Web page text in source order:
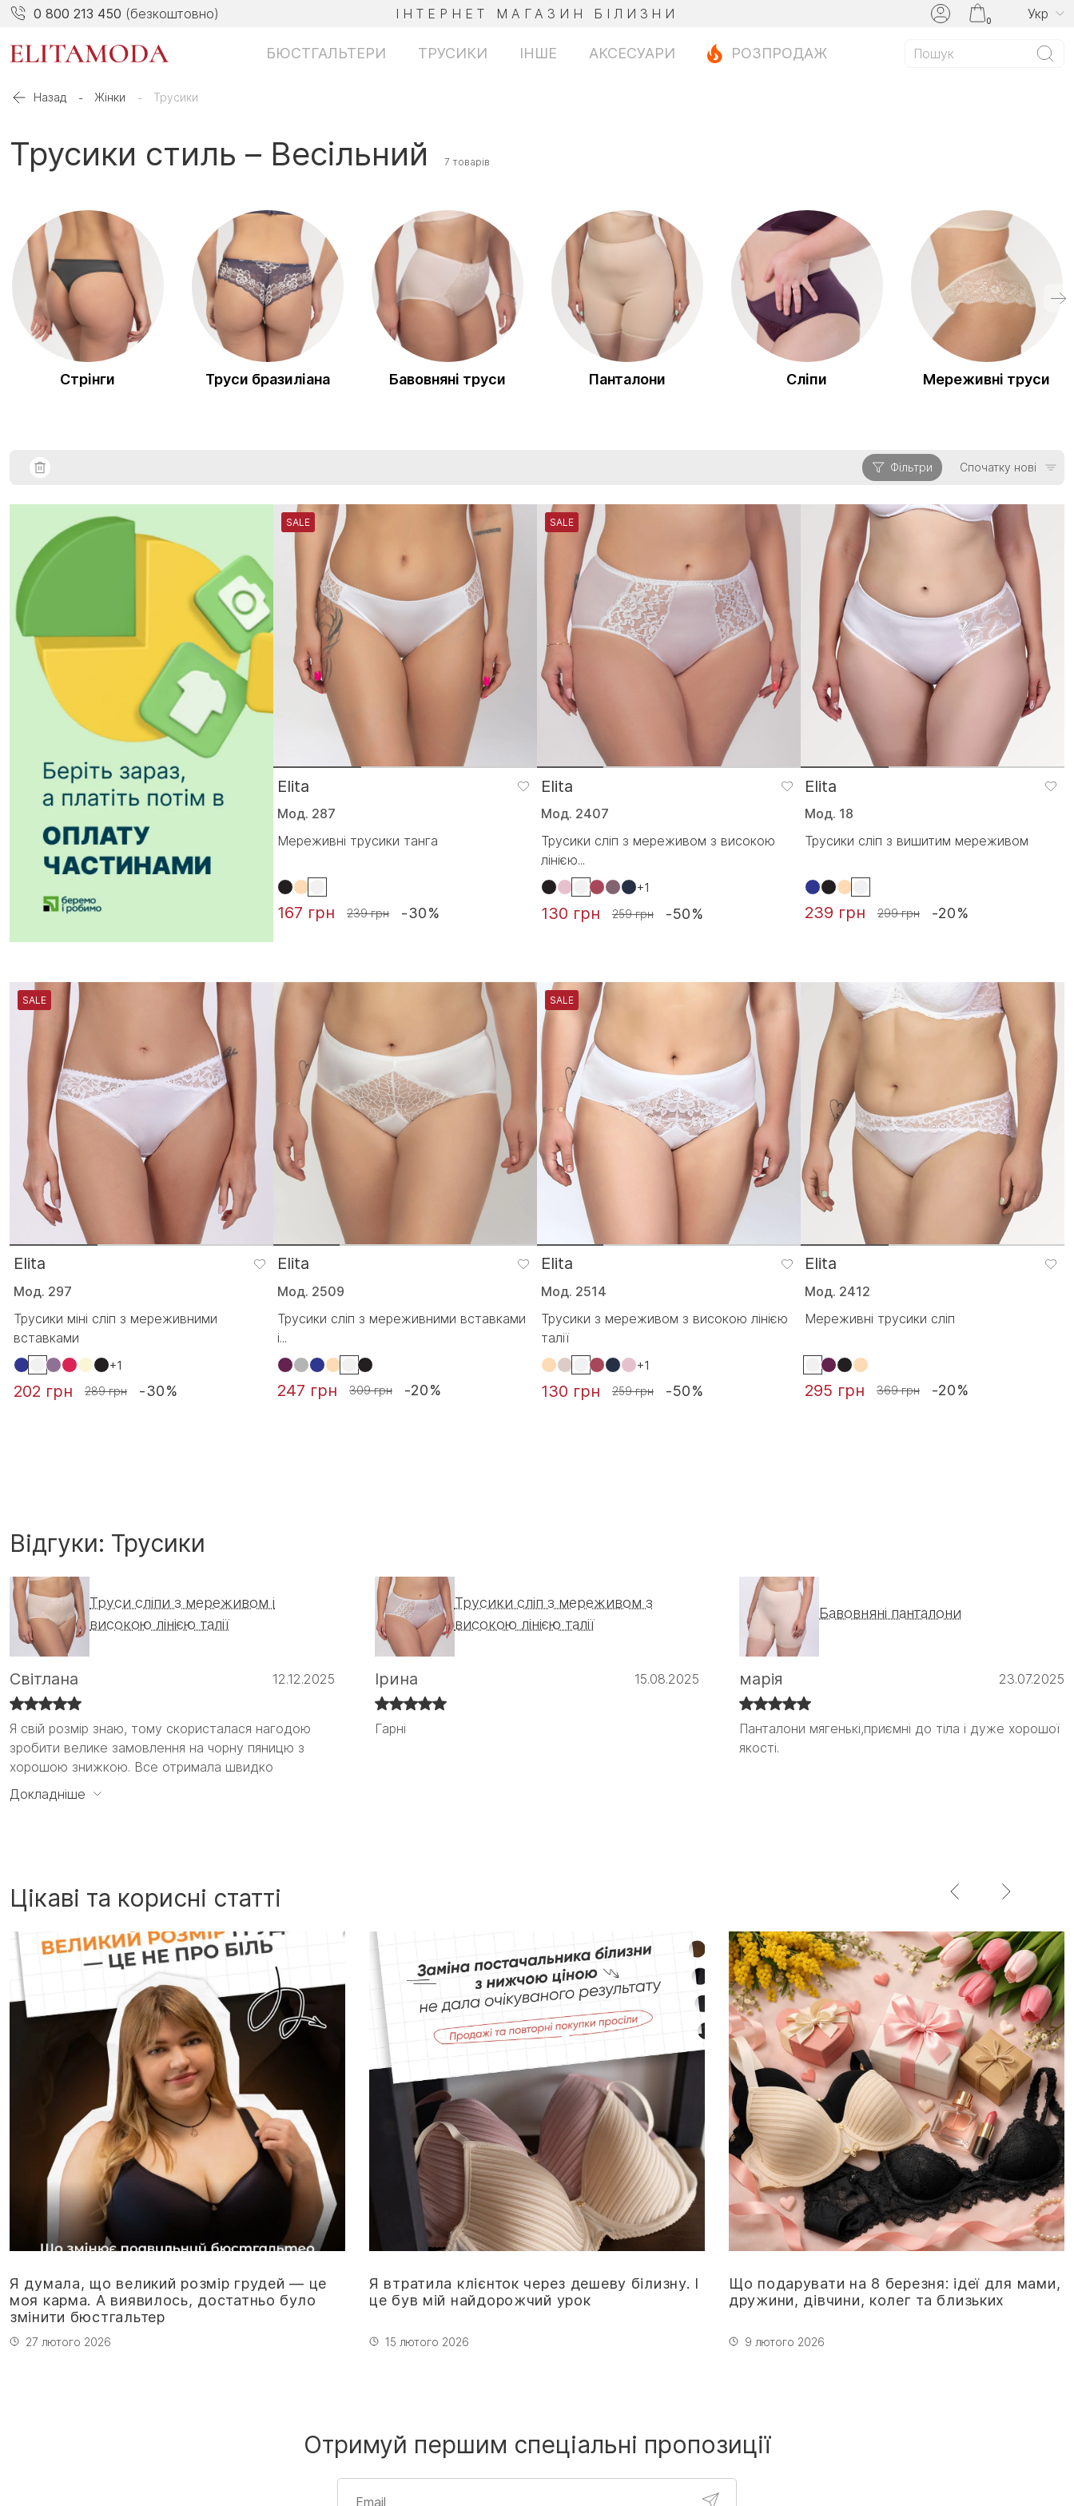
0 800 213 450 (безкоштовно) ІНТЕРНЕТ МАГАЗИН БІЛИЗНИ 0 Укр
БЮСТГАЛЬТЕРИ ТРУСИКИ ІНШЕ АКСЕСУАРИ РОЗПРОДАЖ
Назад Жінки Трусики
Трусики стиль – Весільний 7 товарів
Стрінги Труси бразиліана Бавовняні труси Панталони Сліпи Мереживні труси
Фільтри Спочатку нові
SALE
Elita
Мод. 287
Мереживні трусики танга
167 грн 239 грн -30%
SALE
Elita
Мод. 2407
Трусики сліп з мереживом з високою
лінією...
+1
130 грн 259 грн -50%
Elita
Мод. 18
Трусики сліп з вишитим мереживом
239 грн 299 грн -20%
SALE
Elita
Мод. 297
Трусики міні сліп з мереживними
вставками
+1
202 грн 289 грн -30%
Elita
Мод. 2509
Трусики сліп з мереживними вставками
і...
247 грн 309 грн -20%
SALE
Elita
Мод. 2514
Трусики з мереживом з високою лінією
талії
+1
130 грн 259 грн -50%
Elita
Мод. 2412
Мереживні трусики сліп
295 грн 369 грн -20%
Відгуки: Трусики
Труси сліпи з мереживом і
високою лінією талії
Світлана 12.12.2025
Я свій розмір знаю, тому скористалася нагодою
зробити велике замовлення на чорну пяницю з
хорошою знижкою. Все отримала швидко
Я свій розмір знаю, тому скористалася нагодою
зробити велике замовлення на чорну пяницю з
хорошою знижкою. Все отримала швидко і
задоволена своїм вибором. Вперше взяла на
пробу трикотажні трусики з високою талією, якість
Докладніше
Трусики сліп з мереживом з
високою лінією талії
Ірина 15.08.2025
Гарні
Гарні
Бавовняні панталони
марія 23.07.2025
Панталони мягенькі,приємні до тіла і дуже хорошої
якості.
Панталони мягенькі,приємні до тіла і дуже хорошої
якості.
Цікаві та корисні статті
Я думала, що великий розмір грудей — це
моя карма. А виявилось, достатньо було
змінити бюстгальтер
27 лютого 2026
Я втратила клієнток через дешеву білизну. І
це був мій найдорожчий урок
15 лютого 2026
Що подарувати на 8 березня: ідеї для мами,
дружини, дівчини, колег та близьких
9 лютого 2026
Отримуй першим спеціальні пропозиції